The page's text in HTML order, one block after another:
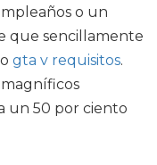
o un
que sencillamente
o gta v requisitos.
un 50 por ciento